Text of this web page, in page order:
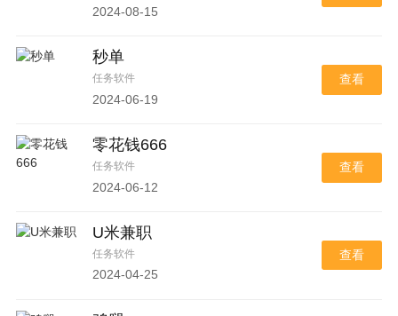
2024-08-15
秒单
任务软件
2024-06-19
查看
零花钱666
任务软件
2024-06-12
查看
U米兼职
任务软件
2024-04-25
查看